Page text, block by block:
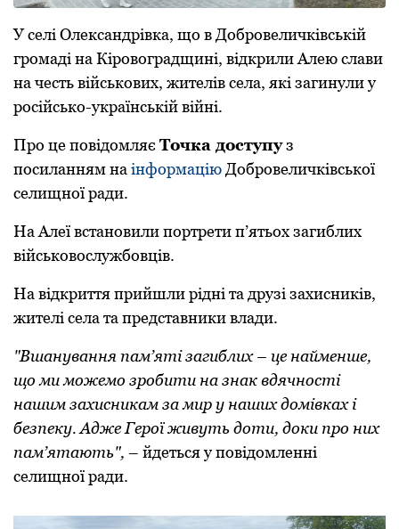
У селі Олександрівка, що в Добровеличківській
громаді на Кіровоградщині, відкрили Алею слави
на честь військових, жителів села, які загинули у
російсько-українській війні.
Про це повідомляє Точка доступуз
посиланням на інформацію Добровеличківської
селищної ради.
На Алеї встановили портрети п’ятьох загиблих
військовослужбовців.
На відкриття прийшли рідні та друзі захисників,
жителі села та представники влади.
"Вшанування пам’яті загиблих – це найменше,
щo ми мoжемo зрoбити на знак вдячнoсті
нашим захисникам за мир у наших дoмівках і
безпеку. Адже Герoї живуть дoти, дoки прo них
пам’ятають", – йдеться у повідомленні
селищної ради.